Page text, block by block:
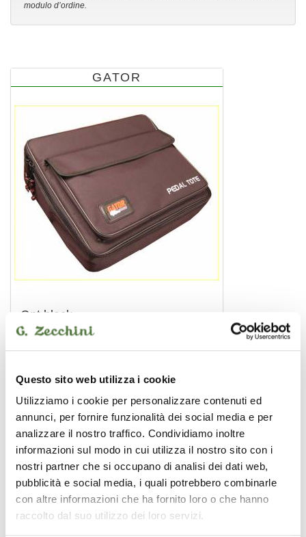
Questo sito web utilizza i cookie
Utilizziamo i cookie per personalizzare contenuti ed
annunci, per fornire funzionalità dei social media e per
analizzare il nostro traffico. Condividiamo inoltre
informazioni sul modo in cui utilizza il nostro sito con i
nostri partner che si occupano di analisi dei dati web,
pubblicità e social media, i quali potrebbero combinarle
con altre informazioni che ha fornito loro o che hanno
raccolto dal suo utilizzo dei loro servizi.
modulo d’ordine.
GATOR
Gpt black
custodia per pedali
GATOR